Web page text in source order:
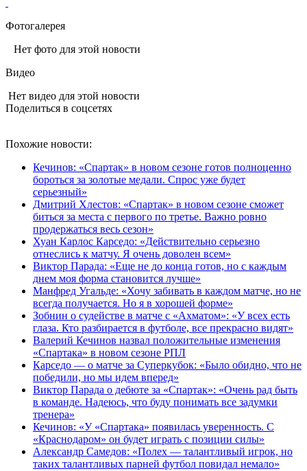
Фотогалерея
Нет фото для этой новости
Видео
Нет видео для этой новости
Поделиться в соцсетях
Похожие новости:
Кечинов: «Спартак» в новом сезоне готов полноценно
бороться за золотые медали. Спрос уже будет
серьезный»
Дмитрий Хлестов: «Спартак» в новом сезоне сможет
биться за места с первого по третье. Важно ровно
продержаться весь сезон»
Хуан Карлос Карседо: «Действительно серьезно
отнеслись к матчу. Я очень доволен всем»
Виктор Парада: «Еще не до конца готов, но с каждым
днем моя форма становится лучше»
Манфред Угальде: «Хочу забивать в каждом матче, но не
всегда получается. Но я в хорошей форме»
Зобнин о судействе в матче с «Ахматом»: «У всех есть
глаза. Кто разбирается в футболе, все прекрасно видят»
Валерий Кечинов назвал положительные изменения
«Спартака» в новом сезоне РПЛ
Карседо — о матче за Суперкубок: «Было обидно, что не
победили, но мы идем вперед»
Виктор Парада о дебюте за «Спартак»: «Очень рад быть
в команде. Надеюсь, что буду понимать все задумки
тренера»
Кечинов: «У «Спартака» появилась уверенность. С
«Краснодаром» он будет играть с позиции силы»
Александр Самедов: «Полех — талантливый игрок, но
таких талантливых парней футбол повидал немало»